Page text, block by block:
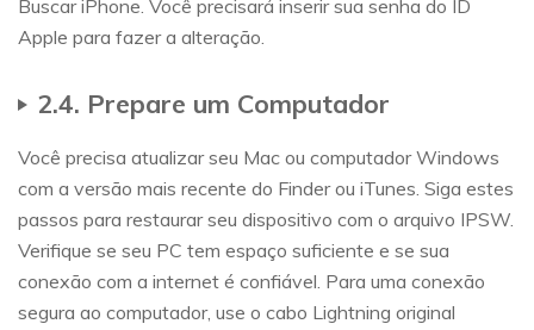
Buscar iPhone. Você precisará inserir sua senha do ID
Apple para fazer a alteração.
2.4. Prepare um Computador
Você precisa atualizar seu Mac ou computador Windows
com a versão mais recente do Finder ou iTunes. Siga estes
passos para restaurar seu dispositivo com o arquivo IPSW.
Verifique se seu PC tem espaço suficiente e se sua
conexão com a internet é confiável. Para uma conexão
segura ao computador, use o cabo Lightning original